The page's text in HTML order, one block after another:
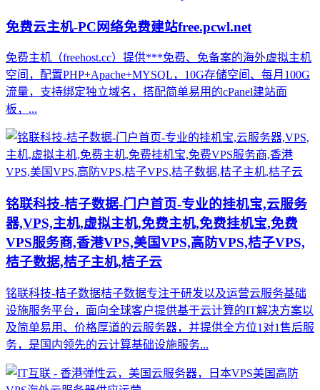
免费云主机-PC网络免费建站free.pcwl.net
免费主机（freehost.cc）提供***免费、免备案的海外虚拟主机
空间，配置PHP+Apache+MYSQL，10G存储空间、每月100G
流量，支持绑定独立域名，搭配简单易用的cPanel建站面
板，...
铭联科技-桔子数据-门户首页-专业的挂机宝,云服务
器,VPS,主机,虚拟主机,免费主机,免费挂机宝,免费
VPS服务商,香港VPS,美国VPS,高防VPS,桔子VPS,
桔子数据,桔子主机,桔子云
铭联科技-桔子数据桔子数据专注于研发以及运营云服务基础
设施服务平台，面向全球客户提供基于云计算的IT解决方案以
及简单易用、价格厚道的云服务器，并提供全方位1对1售后服
务，是国内领先的云计算基础设施服务...